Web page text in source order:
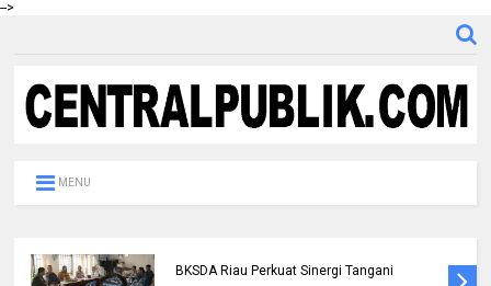
-->
MENU
BKSDA Riau Perkuat Sinergi Tangani